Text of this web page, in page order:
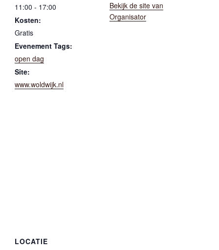
11:00 - 17:00
Kosten:
Gratis
Evenement Tags:
open dag
Site:
www.woldwijk.nl
Bekijk de site van
Organisator
LOCATIE